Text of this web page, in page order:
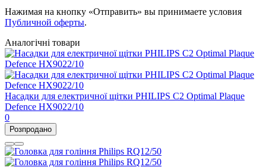
Нажимая на кнопку «Отправить» вы принимаете условия
Публичной оферты.
Аналогічні товари
Насадки для електричної щітки PHILIPS C2 Optimal Plaque
Defence HX9022/10
0
Розпродано